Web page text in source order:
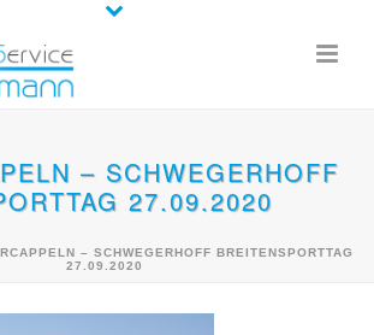
– SCHWEGERHOFF
27.09.2020
– SCHWEGERHOFF BREITENSPORTTAG
27.09.2020